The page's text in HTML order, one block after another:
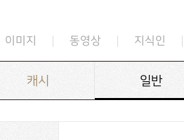
이미지 동영상 지식인
캐시 일반